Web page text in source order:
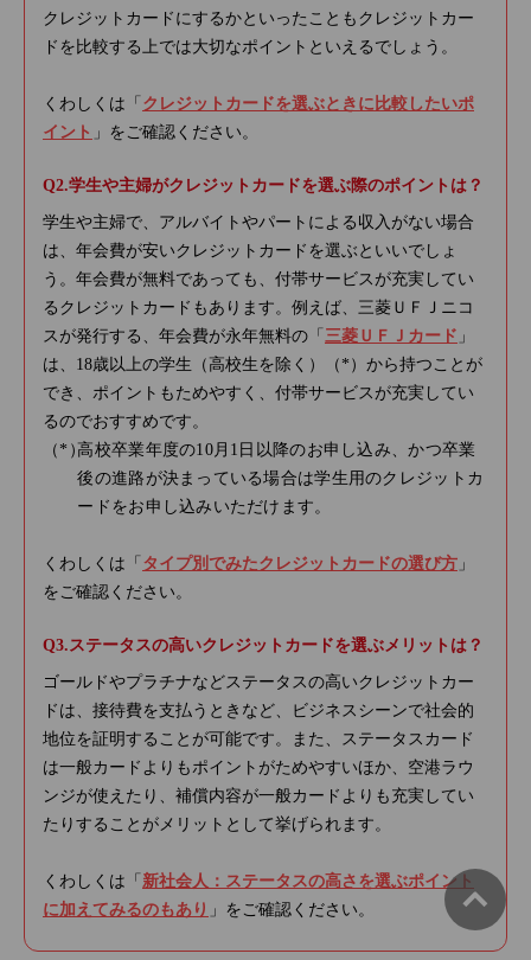
クレジットカードにするかといったこともクレジットカー
ドを比較する上では大切なポイントといえるでしょう。
くわしくは「 クレジットカードを選ぶときに比較したいポ
イント 」をご確認ください。
学生や主婦がクレジットカードを選ぶ際のポイントは？
学生や主婦で、アルバイトやパートによる収入がない場合
は、年会費が安いクレジットカードを選ぶといいでしょ
う。年会費が無料であっても、付帯サービスが充実してい
るクレジットカードもあります。例えば、三菱ＵＦＪニコ
スが発行する、年会費が永年無料の「 三菱ＵＦＪカード 」
は、18歳以上の学生（高校生を除く）（*）から持つことが
でき、ポイントもためやすく、付帯サービスが充実してい
るのでおすすめです。
高校卒業年度の10月1日以降のお申し込み、かつ卒業
後の進路が決まっている場合は学生用のクレジットカ
ードをお申し込みいただけます。
くわしくは「 タイプ別でみたクレジットカードの選び方 」
をご確認ください。
ステータスの高いクレジットカードを選ぶメリットは？
ゴールドやプラチナなどステータスの高いクレジットカー
ドは、接待費を支払うときなど、ビジネスシーンで社会的
地位を証明することが可能です。また、ステータスカード
は一般カードよりもポイントがためやすいほか、空港ラウ
ンジが使えたり、補償内容が一般カードよりも充実してい
たりすることがメリットとして挙げられます。
くわしくは「 新社会人：ステータスの高さを選ぶポイント
に加えてみるのもあり 」をご確認ください。